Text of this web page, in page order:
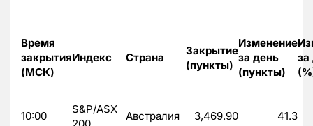
Время
закрытия
(МСК)
Индекс Страна
Закрытие
(пункты)
Изменение
за день
(пункты)
за
10:00
S&P/ASX
Австралия 3,469.90 41.3